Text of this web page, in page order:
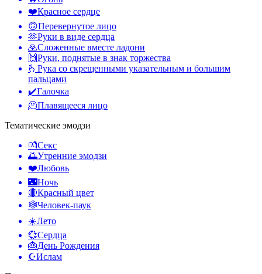
❤️Красное сердце
🙃Перевернутое лицо
🫶Руки в виде сердца
🙏Сложенные вместе ладони
🙌Руки, поднятые в знак торжества
🫰 Рука со скрещенными указательным и большим
пальцами
✔️Галочка
🫠Плавящееся лицо
Тематические эмодзи
💏Секс
🌅Утренние эмодзи
❤️Любовь
🌃Ночь
🔴Красный цвет
🕸️Человек-паук
☀️Лето
💞Сердца
🎂День Рождения
☪️Ислам